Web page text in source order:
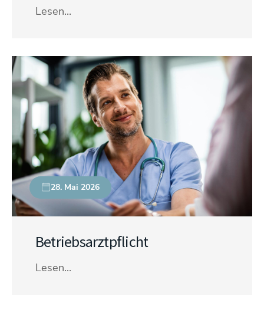
Lesen...
28. Mai 2026
Betriebsarztpflicht
Lesen...